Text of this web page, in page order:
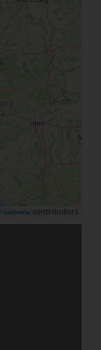
OpenStreetMap contributors